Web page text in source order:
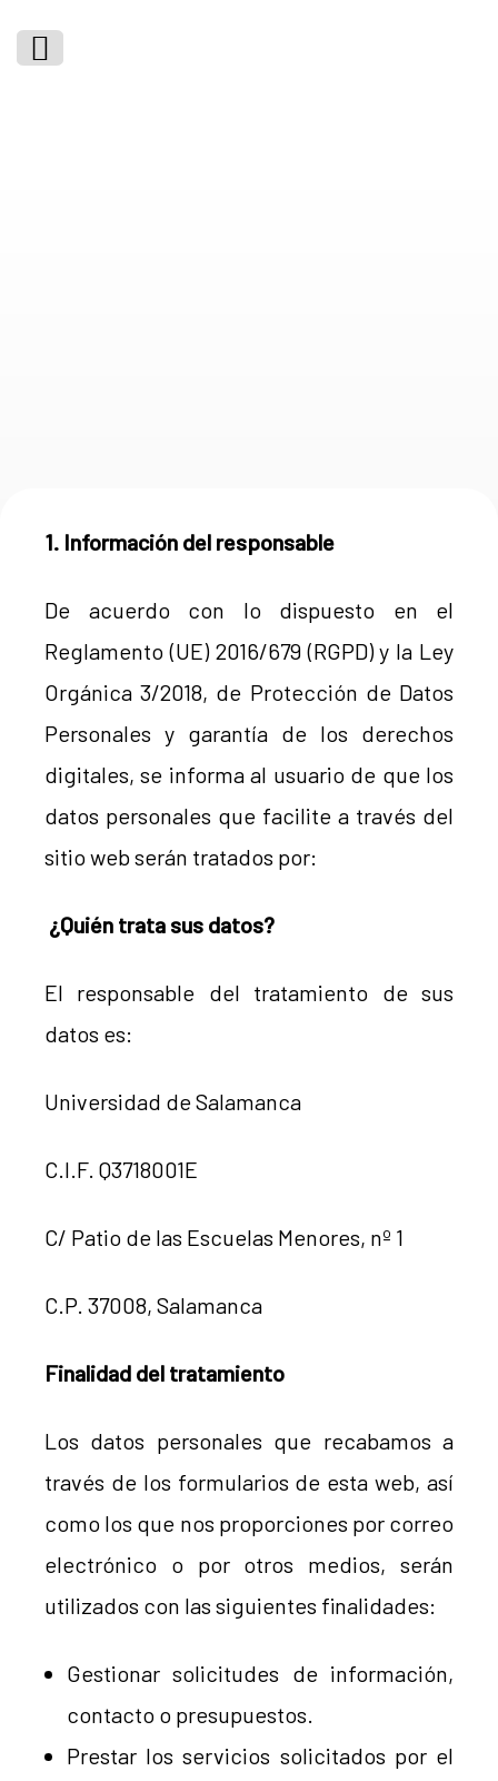
1. Información del responsable
De acuerdo con lo dispuesto en el
Reglamento (UE) 2016/679 (RGPD) y la Ley
Orgánica 3/2018, de Protección de Datos
Personales y garantía de los derechos
digitales, se informa al usuario de que los
datos personales que facilite a través del
sitio web serán tratados por:
¿Quién trata sus datos?
El responsable del tratamiento de sus
datos es:
Universidad de Salamanca
C.I.F. Q3718001E
C/ Patio de las Escuelas Menores, nº 1
C.P. 37008, Salamanca
Finalidad del tratamiento
Los datos personales que recabamos a
través de los formularios de esta web, así
como los que nos proporciones por correo
electrónico o por otros medios, serán
utilizados con las siguientes finalidades:
Gestionar solicitudes de información,
contacto o presupuestos.
Prestar los servicios solicitados por el